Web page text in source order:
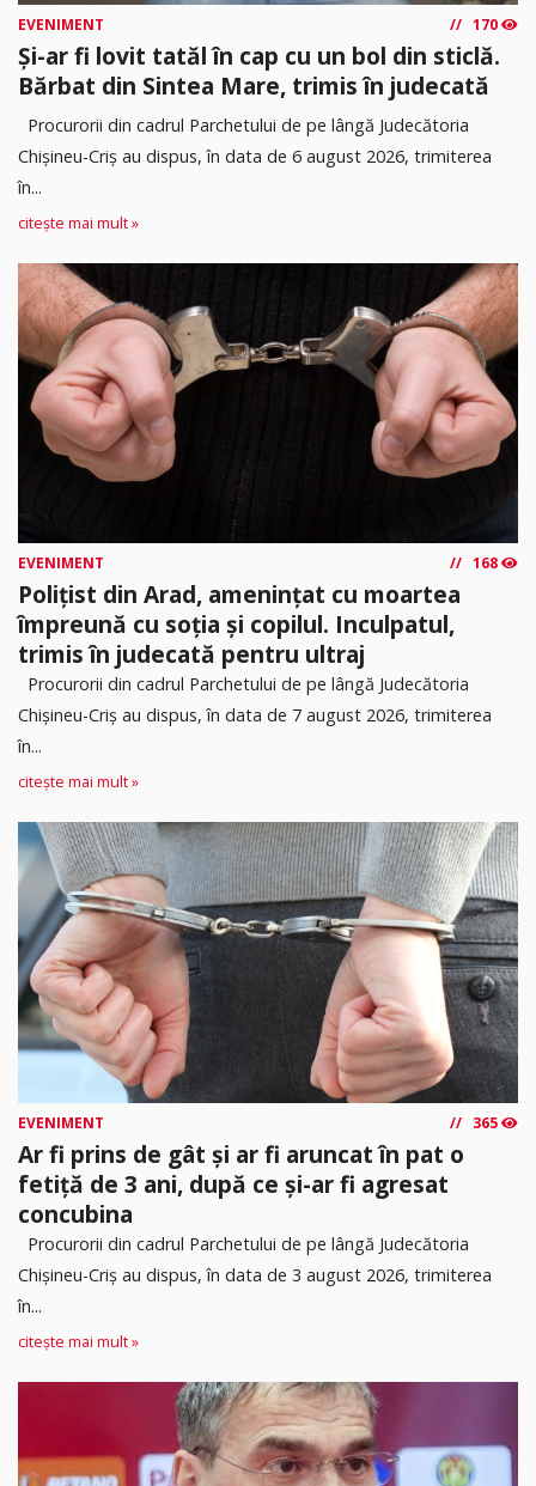
EVENIMENT 170
Și-ar fi lovit tatăl în cap cu un bol din sticlă.
Bărbat din Sintea Mare, trimis în judecată
Procurorii din cadrul Parchetului de pe lângă Judecătoria
Chișineu-Criș au dispus, în data de 6 august 2026, trimiterea
în...
citește mai mult »
EVENIMENT 168
Polițist din Arad, amenințat cu moartea
împreună cu soția și copilul. Inculpatul,
trimis în judecată pentru ultraj
Procurorii din cadrul Parchetului de pe lângă Judecătoria
Chișineu-Criș au dispus, în data de 7 august 2026, trimiterea
în...
citește mai mult »
EVENIMENT 365
Ar fi prins de gât și ar fi aruncat în pat o
fetiță de 3 ani, după ce și-ar fi agresat
concubina
Procurorii din cadrul Parchetului de pe lângă Judecătoria
Chișineu-Criș au dispus, în data de 3 august 2026, trimiterea
în...
citește mai mult »